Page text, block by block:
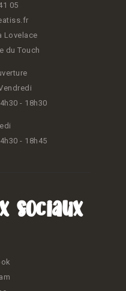
05
Lovelace
du Touch
- 18h30
- 18h45
sociaux